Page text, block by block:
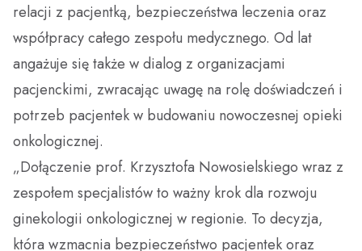
relacji z pacjentką, bezpieczeństwa leczenia oraz
współpracy całego zespołu medycznego. Od lat
angażuje się także w dialog z organizacjami
pacjenckimi, zwracając uwagę na rolę doświadczeń i
potrzeb pacjentek w budowaniu nowoczesnej opieki
onkologicznej.
„Dołączenie prof. Krzysztofa Nowosielskiego wraz z
zespołem specjalistów to ważny krok dla rozwoju
ginekologii onkologicznej w regionie. To decyzja,
która wzmacnia bezpieczeństwo pacjentek oraz